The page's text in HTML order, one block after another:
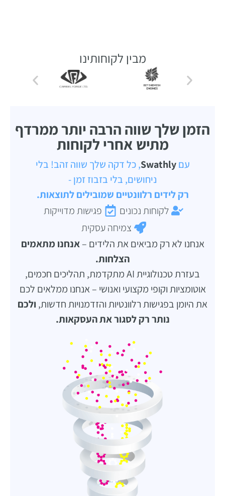
מבין לקוחותינו
הזמן שלך שווה הרבה יותר ממרדף
מתיש אחרי לקוחות
עםSwathly, כל דקה שלך שווה זהב! בלי
ניחושים, בלי בזבוז זמן -
רק לידים רלוונטיים שמובילים לתוצאות.
לקוחות נכונים
פגישות מדוייקות
צמיחה עסקית
אנחנו לא רק מביאים את הלידים –אנחנו מתאמים
הצלחות.
בעזרת טכנולוגיית AI מתקדמת, תהליכים חכמים,
אוטומציות וקופי מקצועי ואנושי – אנחנו ממלאים לכם
את היומן בפגישות רלוונטיות והזדמנויות חדשות, ולכם
נותר רק לסגור את העסקאות.